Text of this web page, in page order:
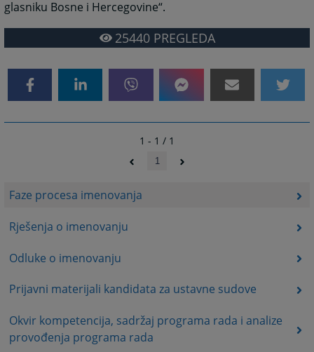
Faze procesa imenovanja
Rješenja o imenovanju
Odluke o imenovanju
Prijavni materijali kandidata za ustavne sudove
Okvir kompetencija, sadržaj programa rada i analize
provođenja programa rada
glasniku Bosne i Hercegovine“.
25440PREGLEDA
1 - 1 / 1
1